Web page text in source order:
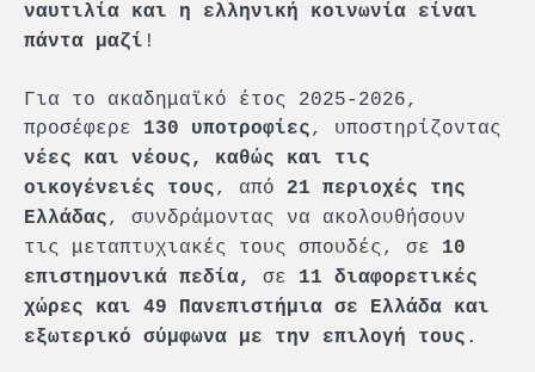
ναυτιλία και η ελληνική κοινωνία είναι
πάντα μαζί !
Για το ακαδημαϊκό έτος 2025-2026,
προσέφερε 130 υποτροφίες, υποστηρίζοντας
νέες και νέους, καθώς και τις
οικογένειές τους, από 21 περιοχές της
Ελλάδας, συνδράμοντας να ακολουθήσουν
τις μεταπτυχιακές τους σπουδές, σε 10
επιστημονικά πεδία,
σε 11 διαφορετικές
χώρες και 49 Πανεπιστήμια σε Ελλάδα και
εξωτερικό σύμφωνα με την επιλογή τους .